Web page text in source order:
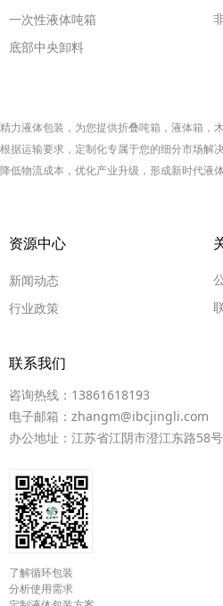
一次性液体吨箱
底部中央卸料
资源中心
新闻动态
行业政策
联系我们
咨询热线：13861618193
电子邮箱：zhangm@ibcjingli.com
办公地址：江苏省江阴市澄江东路58号
了解循环包装
分析使用需求
精力液体包装，为您提供折叠吨箱 ，液体箱，
根据运输要求，定制化专属于您的细分市场解决
降低物流成本，优化产业升级，形成新时代液